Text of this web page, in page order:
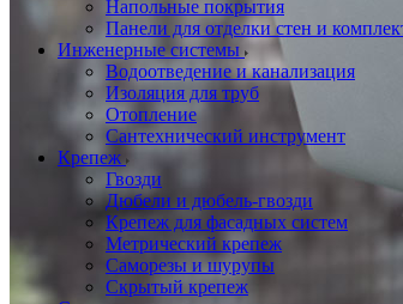
Напольные покрытия
Панели для отделки стен и
Инженерные системы
Водоотведение и канализация
Изоляция для труб
Отопление
Сантехнический инструмент
Крепеж
Гвозди
Дюбели и дюбель-гвозди
Крепеж для фасадных систем
Метрический крепеж
Саморезы и шурупы
Скрытый крепеж